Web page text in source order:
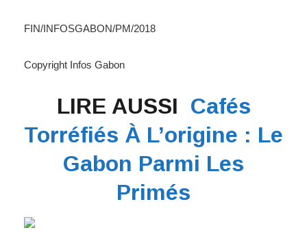
FIN/INFOSGABON/PM/2018
Copyright Infos Gabon
LIRE AUSSI Cafés
Torréfiés À L’origine : Le
Gabon Parmi Les
Primés